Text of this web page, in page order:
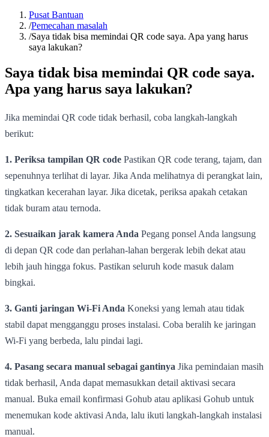
Pusat Bantuan
/Pemecahan masalah
/Saya tidak bisa memindai QR code saya. Apa yang harus
saya lakukan?
Saya tidak bisa memindai QR code saya.
Apa yang harus saya lakukan?
Jika memindai QR code tidak berhasil, coba langkah-langkah
berikut:
1. Periksa tampilan QR code Pastikan QR code terang, tajam, dan
sepenuhnya terlihat di layar. Jika Anda melihatnya di perangkat lain,
tingkatkan kecerahan layar. Jika dicetak, periksa apakah cetakan
tidak buram atau ternoda.
2. Sesuaikan jarak kamera Anda Pegang ponsel Anda langsung
di depan QR code dan perlahan-lahan bergerak lebih dekat atau
lebih jauh hingga fokus. Pastikan seluruh kode masuk dalam
bingkai.
3. Ganti jaringan Wi-Fi Anda Koneksi yang lemah atau tidak
stabil dapat mengganggu proses instalasi. Coba beralih ke jaringan
Wi-Fi yang berbeda, lalu pindai lagi.
4. Pasang secara manual sebagai gantinya Jika pemindaian masih
tidak berhasil, Anda dapat memasukkan detail aktivasi secara
manual. Buka email konfirmasi Gohub atau aplikasi Gohub untuk
menemukan kode aktivasi Anda, lalu ikuti langkah-langkah instalasi
manual.